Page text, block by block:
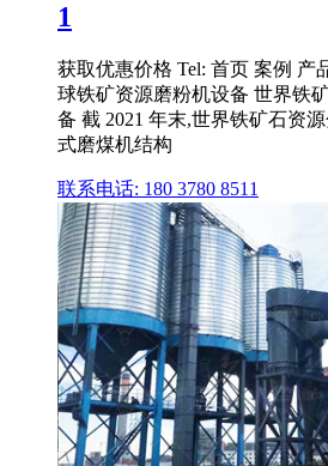
1
获取优惠价格 Tel: 首页 案例 产
球铁矿资源磨粉机设备 世界铁
备 截 2021 年末,世界铁矿石资
式磨煤机结构
联系电话: 180 3780 8511